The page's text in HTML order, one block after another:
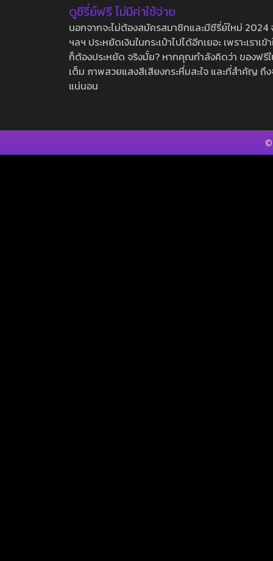
ดูซีรี่ย์ฟรี ไม่มีค่าใช้จ่าย
นอกจากจะไม่ต้องสมัครสมาชิกและมีซีรี่ย์ใหม่
ฯลฯ ประหยัดเงินในกระเป๋าไปได้อีกเยอะ เพราะเร
ก็ต้องประหยัด จริงมั้ย? หากคุณกำลังคิดว่า ของฟ
เต็ม ภาพสวยแสงสีเสียงกระหึ่มสะใจ และที่สำคัญ
แน่นอน
©